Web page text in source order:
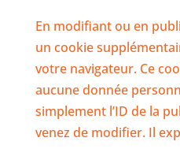
En modifiant ou en
un cookie
votre navigateur. Ce
aucune donnée
simplement l’ID de la
venez de modifier. Il